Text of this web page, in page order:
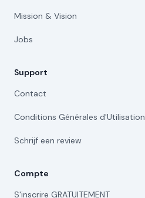
Mission & Vision
Jobs
Support
Contact
Conditions Générales d'Utilisation
Schrijf een review
Compte
S'inscrire GRATUITEMENT